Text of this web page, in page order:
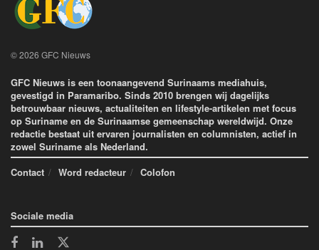
© 2026 GFC Nieuws
GFC Nieuws is een toonaangevend Surinaams mediahuis,
gevestigd in Paramaribo. Sinds 2010 brengen wij dagelijks
betrouwbaar nieuws, actualiteiten en lifestyle-artikelen met focus
op Suriname en de Surinaamse gemeenschap wereldwijd. Onze
redactie bestaat uit ervaren journalisten en columnisten, actief in
zowel Suriname als Nederland.
Contact
Word redacteur Colofon
Sociale media